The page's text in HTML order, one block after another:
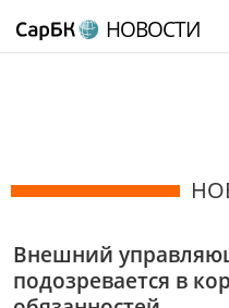
НОВОСТИ
Внешний
подозревается в